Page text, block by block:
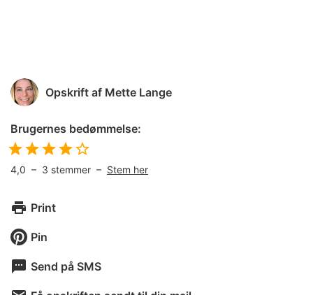
Opskrift af Mette Lange
Brugernes bedømmelse:
4,0 – 3 stemmer – Stem her
Print
Pin
Send på SMS